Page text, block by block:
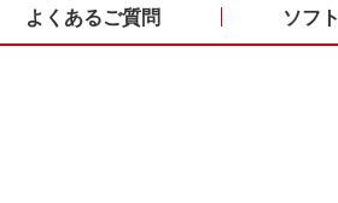
よくあるご質問 ソフ